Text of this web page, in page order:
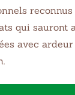
qui
avec